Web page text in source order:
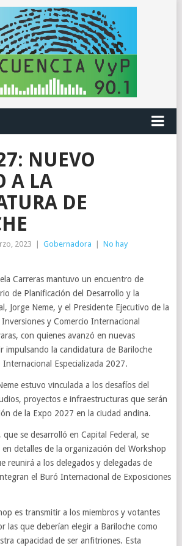
NUEVO
A LA
DE
2023 Gobernadora
No hay
Carreras mantuvo un encuentro de
de Planificación del Desarrollo y la
Jorge Neme, y el Presidente Ejecutivo de la
y Comercio Internacional
con quienes avanzó en nuevas
impulsando la candidatura de Bariloche
Internacional Especializada 2027.
estuvo vinculada a los desafíos del
proyectos e infraestructuras que serán
de la Expo 2027 en la ciudad andina.
se desarrolló en Capital Federal, se
detalles de la organización del Workshop
reunirá a los delegados y delegadas de
el Buró Internacional de Exposiciones
es transmitir a los miembros y votantes
las que deberían elegir a Bariloche como
capacidad de ser anfitriones. Esta